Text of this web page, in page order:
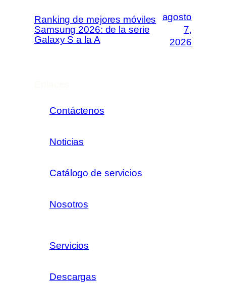
Ranking de mejores móviles
Samsung 2026: de la serie
Galaxy S a la A
agosto
7,
2026
Contáctenos
Noticias
Catálogo de servicios
Nosotros
Servicios
Descargas